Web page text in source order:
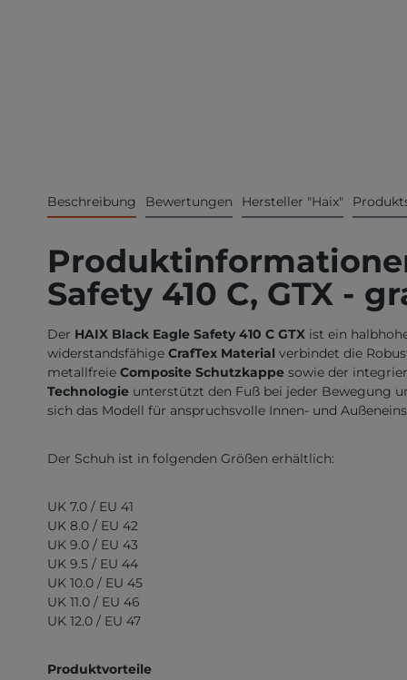
Beschreibung Bewertungen Hersteller "Haix"
Safety 410 C, GTX -
Der HAIX Black Eagle Safety 410 C GTX ist ein
widerstandsfähige CrafTex Material verbindet die
metallfreie Composite Schutzkappe sowie der
Technologie unterstützt den Fuß bei jeder Bewegung
sich das Modell für anspruchsvolle Innen- und
Der Schuh ist in folgenden Größen erhältlich:
UK 7.0 / EU 41
UK 8.0 / EU 42
UK 9.0 / EU 43
UK 9.5 / EU 44
UK 10.0 / EU 45
UK 11.0 / EU 46
UK 12.0 / EU 47
Produktvorteile